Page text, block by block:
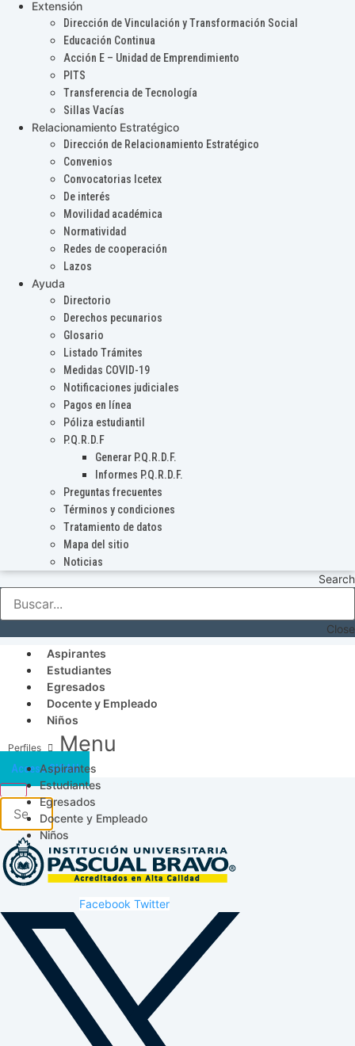
Extensión
Dirección de Vinculación y Transformación Social
Educación Continua
Acción E – Unidad de Emprendimiento
PITS
Transferencia de Tecnología
Sillas Vacías
Relacionamiento Estratégico
Dirección de Relacionamiento Estratégico
Convenios
Convocatorias Icetex
De interés
Movilidad académica
Normatividad
Redes de cooperación
Lazos
Ayuda
Directorio
Derechos pecunarios
Glosario
Listado Trámites
Medidas COVID-19
Notificaciones judiciales
Pagos en línea
Póliza estudiantil
P.Q.R.D.F
Generar P.Q.R.D.F.
Informes P.Q.R.D.F.
Preguntas frecuentes
Términos y condiciones
Tratamiento de datos
Mapa del sitio
Noticias
Search
Close
Aspirantes
Estudiantes
Egresados
Docente y Empleado
Niños
Menu
Aspirantes
Estudiantes
Egresados
Docente y Empleado
Niños
Acceso SICAU
Facebook Twitter